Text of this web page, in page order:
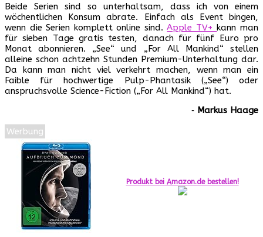
Beide Serien sind so unterhaltsam, dass ich von einem
wöchentlichen Konsum abrate. Einfach als Event bingen,
wenn die Serien komplett online sind.Apple TV+kann man
für sieben Tage gratis testen, danach für fünf Euro pro
Monat abonnieren. „See“ und „For All Mankind“ stellen
alleine schon achtzehn Stunden Premium-Unterhaltung dar.
Da kann man nicht viel verkehrt machen, wenn man ein
Faible für hochwertige Pulp-Phantasik („See“) oder
anspruchsvolle Science-Fiction („For All Mankind“) hat.
‐ Markus Haage
Werbung
Produkt bei Amazon.de bestellen!